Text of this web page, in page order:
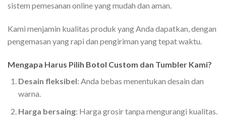
sistem pemesanan online yang mudah dan aman.
Kami menjamin kualitas produk yang Anda dapatkan, dengan
pengemasan yang rapi dan pengiriman yang tepat waktu.
Mengapa Harus Pilih Botol Custom dan Tumbler Kami?
Desain fleksibel: Anda bebas menentukan desain dan
warna.
Harga bersaing: Harga grosir tanpa mengurangi kualitas.